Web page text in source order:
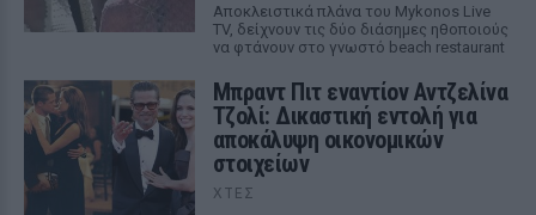
Αποκλειστικά πλάνα του Mykonos Live
TV, δείχνουν τις δύο διάσημες ηθοποιούς
να φτάνουν στο γνωστό beach restaurant
Μπραντ Πιτ εναντίον Αντζελίνα
Τζολί: Δικαστική εντολή για
αποκάλυψη οικονομικών
στοιχείων
ΧΤΕΣ